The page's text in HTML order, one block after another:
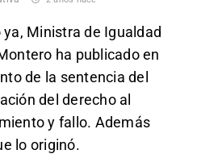
Ministra de Igualdad
ha publicado en
de la sentencia del
del derecho al
y fallo. Además
lo originó.